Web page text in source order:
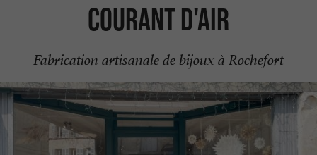
Courant d'air
Fabrication artisanale de bijoux à Rochefort